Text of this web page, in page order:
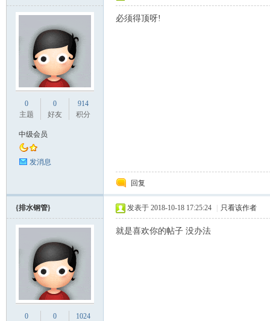
0
主题
0
好友
914
积分
中级会员
发消息
必须得顶呀!
回复
{排水钢管}
0
0
1024
发表于 2018-10-18 17:25:24 只看该作者
就是喜欢你的帖子 没办法